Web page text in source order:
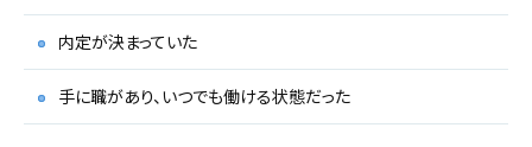
内定が決まっていた
手に職があり、いつでも働ける状態だった